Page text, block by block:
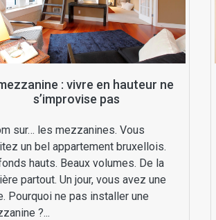
: vivre en hauteur ne
s’improvise pas
sur… les mezzanines. Vous
un bel appartement bruxellois.
hauts. Beaux volumes. De la
partout. Un jour, vous avez une
Pourquoi ne pas installer une
?...